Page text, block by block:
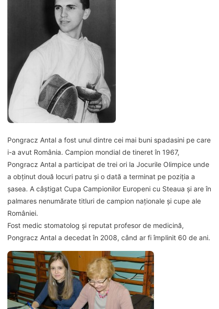
Pongracz Antal a fost unul dintre cei mai buni spadasini pe care
i-a avut România. Campion mondial de tineret în 1967,
Pongracz Antal a participat de trei ori la Jocurile Olimpice unde
a obţinut două locuri patru şi o dată a terminat pe poziţia a
şasea. A câştigat Cupa Campionilor Europeni cu Steaua şi are în
palmares nenumărate titluri de campion naţionale şi cupe ale
României.
Fost medic stomatolog şi reputat profesor de medicină,
Pongracz Antal a decedat în 2008, când ar fi împlinit 60 de ani.